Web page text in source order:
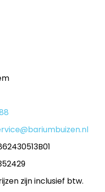
zijn inclusief btw.